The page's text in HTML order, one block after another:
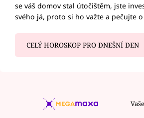
se váš domov stal útočištěm, jste
svého já, proto si ho važte a pečujte
CELÝ HOROSKOP PRO DNEŠNÍ DEN